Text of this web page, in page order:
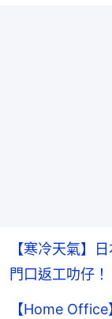
【寒冷天氣】
門口返工叻仔！
【Home